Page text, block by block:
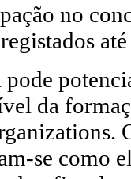
no
da
se como